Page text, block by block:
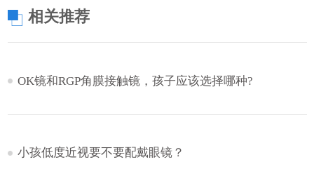
相关推荐
OK镜和RGP角膜接触镜，孩子应该选择哪种?
小孩低度近视要不要配戴眼镜？